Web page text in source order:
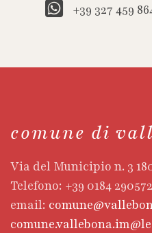
+39 327 459
comune di
Via del Municipio n. 3
Telefono: +39 0184 290572
email: